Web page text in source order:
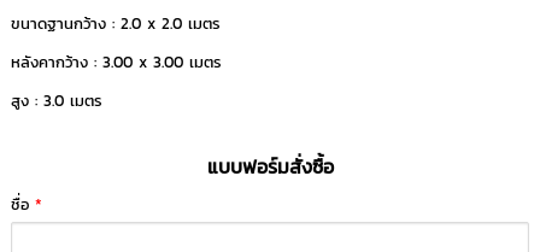
ขนาดฐานกว้าง : 2.0 x 2.0 เมตร
หลังคากว้าง : 3.00 x 3.00 เมตร
สูง : 3.0 เมตร
แบบฟอร์มสั่งซื้อ
ชื่อ*